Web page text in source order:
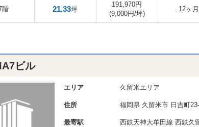
階 21.33坪
191,970円
(9,000円/坪)
12ヶ月
ビル
エリア 久留米エリア
住所 福岡県 久留米市日吉町
最寄駅 西鉄天神大牟田線 西鉄久